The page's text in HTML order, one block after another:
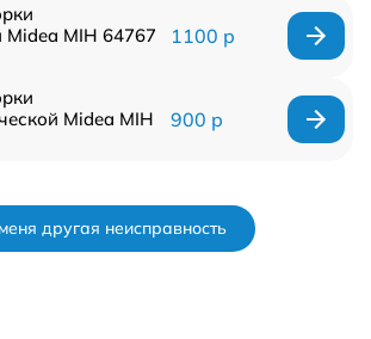
Midea MIH 64767
1100 р
Midea MIH
900 р
другая неисправность